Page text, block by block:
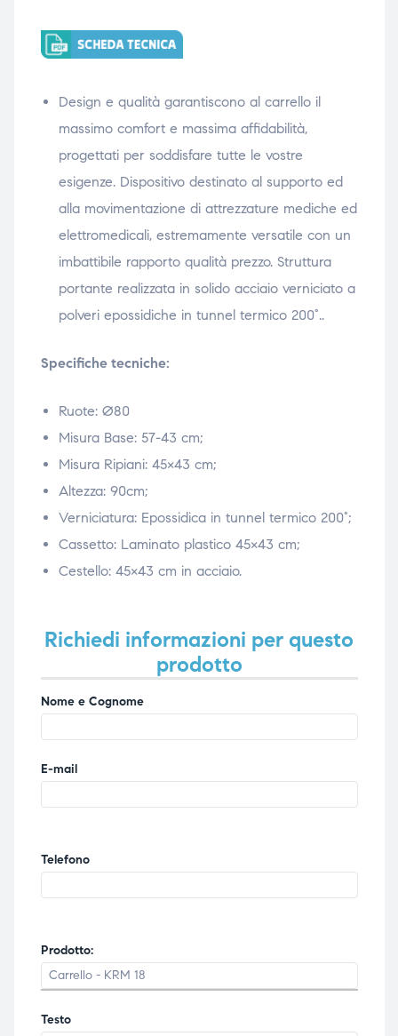
Design e qualità garantiscono al carrello il
massimo comfort e massima affidabilità,
progettati per soddisfare tutte le vostre
esigenze. Dispositivo destinato al supporto ed
alla movimentazione di attrezzature mediche ed
elettromedicali, estremamente versatile con un
imbattibile rapporto qualità prezzo. Struttura
portante realizzata in solido acciaio verniciato a
polveri epossidiche in tunnel termico 200°..
Specifiche tecniche:
Ruote: Ø80
Misura Base: 57-43 cm;
Misura Ripiani: 45×43 cm;
Altezza: 90cm;
Verniciatura: Epossidica in tunnel termico 200°;
Cassetto: Laminato plastico 45×43 cm;
Cestello: 45×43 cm in acciaio.
Richiedi informazioni per questo
prodotto
Nome e Cognome
E-mail
Telefono
Prodotto:
Testo